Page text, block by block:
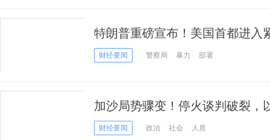
特朗普重磅宣布！美国首都进入
华府警队、部署国民警卫队
财经要闻 警察局 暴力 部署
加沙局势骤变！停火谈判破裂，
行动？
财经要闻 政治 社会 人质